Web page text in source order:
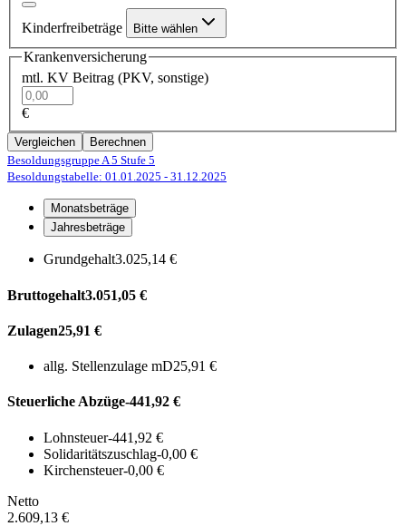
Kinderfreibeträge Bitte wählen
Krankenversicherung
mtl. KV Beitrag (PKV, sonstige)
€
Vergleichen
Berechnen
Besoldungsgruppe A 5 Stufe 5
Besoldungstabelle: 01.01.2025 - 31.12.2025
Monatsbeträge
Jahresbeträge
Grundgehalt3.025,14 €
Bruttogehalt3.051,05 €
Zulagen25,91 €
allg. Stellenzulage mD25,91 €
Steuerliche Abzüge-441,92 €
Lohnsteuer-441,92 €
Solidaritätszuschlag-0,00 €
Kirchensteuer-0,00 €
Netto
2.609,13 €